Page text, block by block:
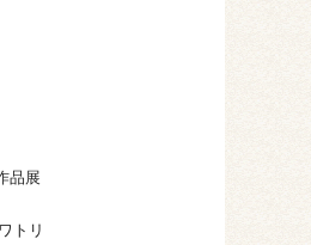
品展
トリ